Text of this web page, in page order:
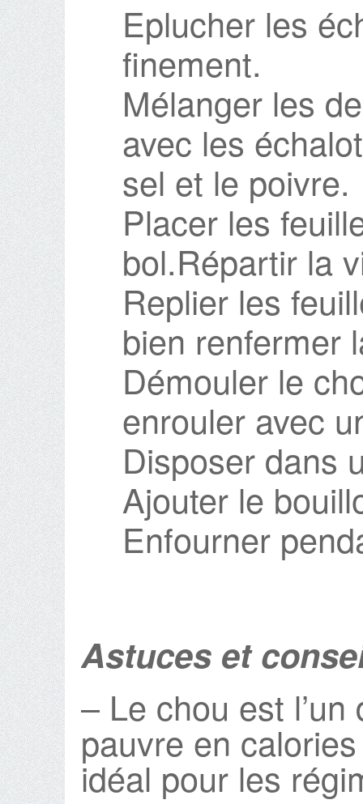
Eplucher les
finement.
Mélanger les
avec les
sel et le poivre.
Placer les
bol.Répartir la
Replier les
bien renfermer
Démouler le
enrouler avec
Disposer dans
Ajouter le
Enfourner
Astuces et
– Le chou est
pauvre en
idéal pour les